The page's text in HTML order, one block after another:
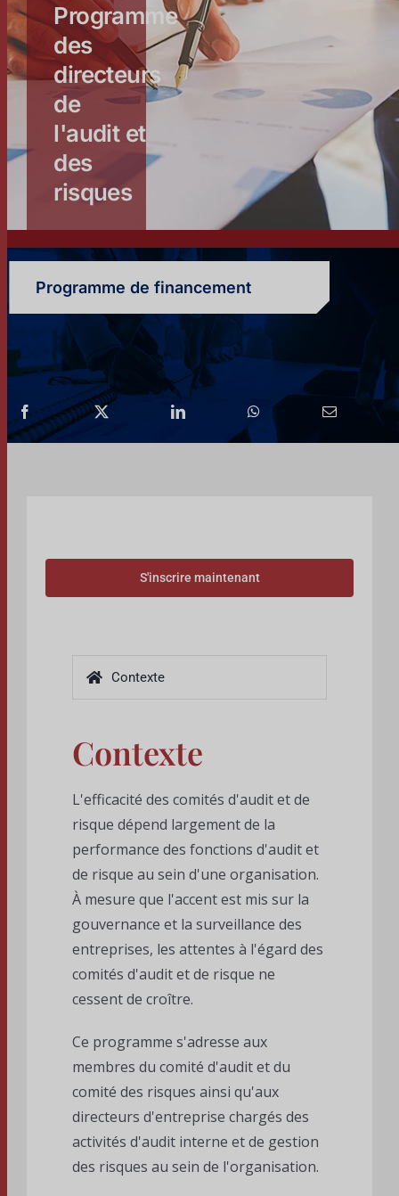
Programme
des
directeurs
de
l'audit et
des
risques
Programme de financement
S'inscrire maintenant
Contexte
Contexte
L'efficacité des comités d'audit et de
risque dépend largement de la
performance des fonctions d'audit et
de risque au sein d'une organisation.
À mesure que l'accent est mis sur la
gouvernance et la surveillance des
entreprises, les attentes à l'égard des
comités d'audit et de risque ne
cessent de croître.
Ce programme s'adresse aux
membres du comité d'audit et du
comité des risques ainsi qu'aux
directeurs d'entreprise chargés des
activités d'audit interne et de gestion
des risques au sein de l'organisation.